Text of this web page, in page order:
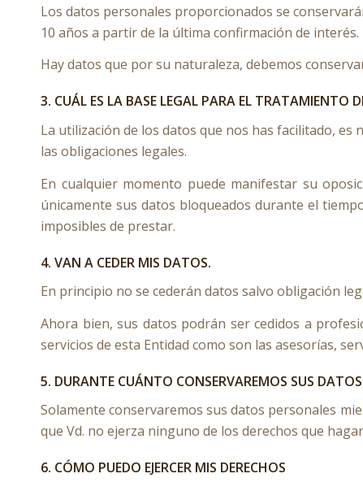
Los datos personales proporcionados se
10 años a partir de la última confirmación de interés.
Hay datos que por su naturaleza, debemos
3. CUÁL ES LA BASE LEGAL PARA EL TRATAMIENTO
La utilización de los datos que nos has facilitado,
las obligaciones legales.
En cualquier momento puede manifestar su
únicamente sus datos bloqueados durante el
imposibles de prestar.
4. VAN A CEDER MIS DATOS.
En principio no se cederán datos salvo obligación
Ahora bien, sus datos podrán ser cedidos a
servicios de esta Entidad como son las asesorías,
5. DURANTE CUÁNTO CONSERVAREMOS SUS
Solamente conservaremos sus datos personales
que Vd. no ejerza ninguno de los derechos que
6. CÓMO PUEDO EJERCER MIS DERECHOS